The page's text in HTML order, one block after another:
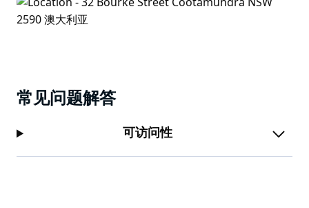
常见问题解答
可访问性